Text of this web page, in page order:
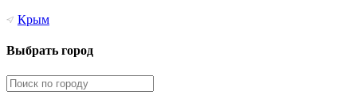
Крым
Выбрать город